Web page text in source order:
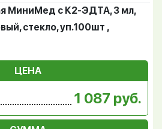
МиниМед с К2-ЭДТА, 3 мл,
стекло, уп.100шт ,
ЦЕНА
1 087 руб.